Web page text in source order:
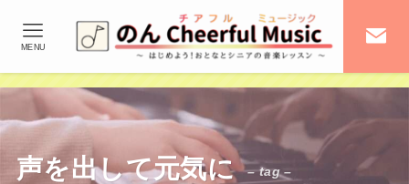
MENU
声を出して元気に – tag –